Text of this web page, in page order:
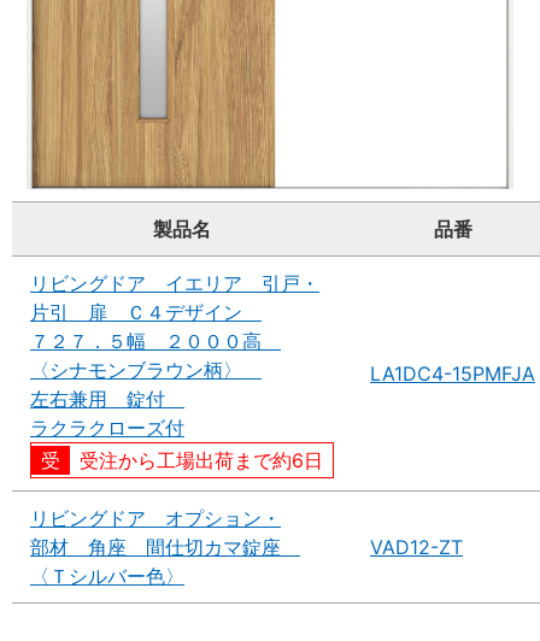
製品名 品番
リビングドア イエリア 引戸・
片引 扉 Ｃ４デザイン
７２７．５幅 ２０００高
〈シナモンブラウン柄〉
左右兼用 錠付
ラクラクローズ付
受注から工場出荷まで約6日
LA1DC4-15PMFJA
リビングドア オプション・
部材 角座 間仕切カマ錠座
〈Ｔシルバー色〉
VAD12-ZT